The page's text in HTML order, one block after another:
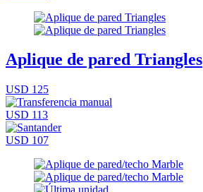
Aplique de pared Triangles
USD 125
USD 113
USD 107